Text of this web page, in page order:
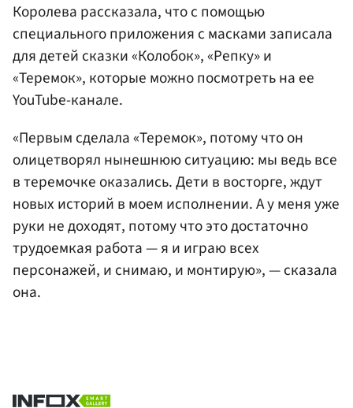
Королева рассказала, что с помощью
специального приложения с масками записала
для детей сказки «Колобок», «Репку» и
«Теремок», которые можно посмотреть на ее
YouTube-канале.
«Первым сделала «Теремок», потому что он
олицетворял нынешнюю ситуацию: мы ведь все
в теремочке оказались. Дети в восторге, ждут
новых историй в моем исполнении. А у меня уже
руки не доходят, потому что это достаточно
трудоемкая работа — я и играю всех
персонажей, и снимаю, и монтирую», — сказала
она.